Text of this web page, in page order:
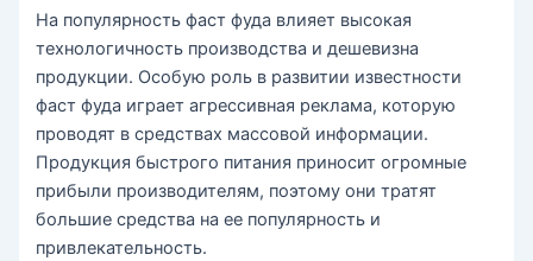
На популярность фаст фуда влияет высокая
технологичность производства и дешевизна
продукции. Особую роль в развитии известности
фаст фуда играет агрессивная реклама, которую
проводят в средствах массовой информации.
Продукция быстрого питания приносит огромные
прибыли производителям, поэтому они тратят
большие средства на ее популярность и
привлекательность.